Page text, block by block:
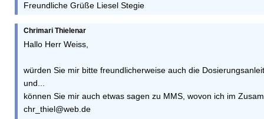
Freundliche Grüße Liesel Stegie
Chrimari Thielenar
Hallo Herr Weiss,
würden Sie mir bitte freundlicherweise auch die
und...
können Sie mir auch etwas sagen zu MMS, wovon ich im
chr_thiel@web.de